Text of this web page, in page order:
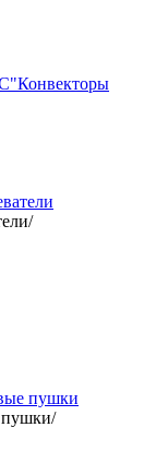
Конвекторы
/
пушки
/